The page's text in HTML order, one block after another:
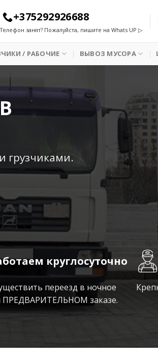
+375292926688
Телефон занят? Пожалуйста, пишите на Whats UP ▷
/ РАБОЧИЕ ВЫВОЗ МУСОРА
грузчиками.
круглосуточно
переезд в ночное
ПРЕДВАРИТЕЛЬНОМ заказе.